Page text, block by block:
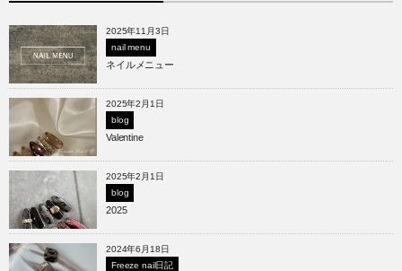
2025年11月3日
nail menu
ネイルメニュー
2025年2月1日
blog
Valentine
2025年2月1日
blog
2025
2024年6月18日
Freeze nail日記